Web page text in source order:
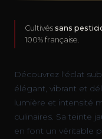
Cultivés sans
100% française.
Découvrez l'éclat
élégant, vibrant et
lumière et intensité
culinaires. Sa teinte
en font un véritable